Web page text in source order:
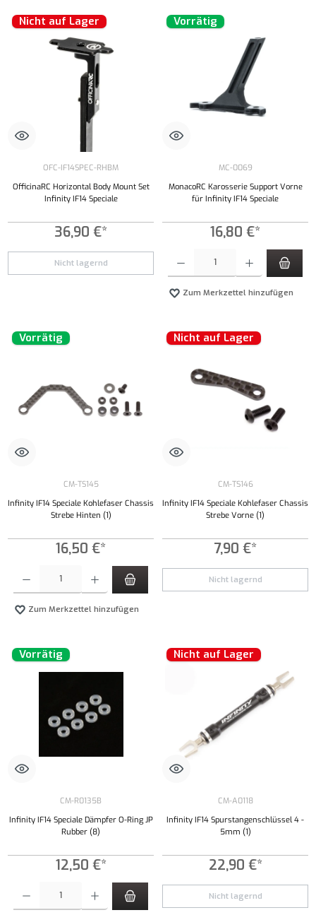
Nicht auf Lager
OFC-IF14SPEC-RHBM
OfficinaRC Horizontal Body Mount Set
Infinity IF14 Speciale
36,90 €*
Nicht lagernd
Vorrätig
MC-0069
MonacoRC Karosserie Support Vorne
für Infinity IF14 Speciale
16,80 €*
Zum Merkzettel hinzufügen
Vorrätig
CM-TS145
Infinity IF14 Speciale Kohlefaser Chassis
Strebe Hinten (1)
16,50 €*
Produkt Anzahl: Gib den gewünschten Wert ein oder benutze die Schaltflächen um die
Zum Merkzettel hinzufügen
Nicht auf Lager
CM-TS146
Infinity IF14 Speciale Kohlefaser Chassis
Strebe Vorne (1)
7,90 €*
Nicht lagernd
Vorrätig
CM-R0135B
Infinity IF14 Speciale Dämpfer O-Ring JP
Rubber (8)
12,50 €*
Produkt Anzahl: Gib den gewünschten Wert ein oder benutze die Schaltflächen um die
Nicht auf Lager
CM-A0118
Infinity IF14 Spurstangenschlüssel 4 -
5mm (1)
22,90 €*
Nicht lagernd